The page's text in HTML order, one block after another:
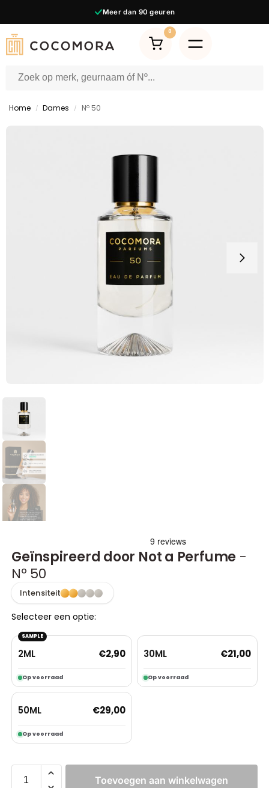
Meer dan 90 geuren
0
Home / Dames / Nº 50
Geïnspireerd door Not a Perfume -
Nº 50
Intensiteit
Selecteer een optie:
SAMPLE
2ML
Op voorraad
€2,90 30ML
Op voorraad
€21,00
50ML
Op voorraad
€29,00
Toevoegen aan winkelwagen